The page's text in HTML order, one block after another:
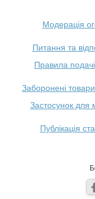
Модерація
Питання та
Правила
Заборонені товари
Застосунок для
Публікація